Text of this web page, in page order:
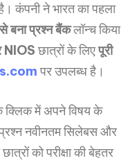
कंपनी ने भारत का पहला
सेबनाप्रश्नबैंकलॉन्च किया
NIOSछात्रों के लिएपूरी
पर उपलब्ध है।
क्लिक में अपने विषय के
नवीनतम सिलेबस और
को परीक्षा की बेहतर